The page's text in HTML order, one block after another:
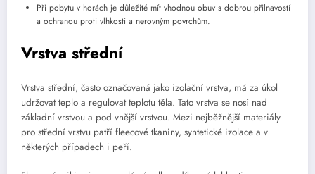
Při pobytu v horách je důležité mít vhodnou obuv s dobrou přilnavostí
a ochranou proti vlhkosti a nerovným povrchům.
Vrstva střední
Vrstva střední, často označovaná jako izolační vrstva, má za úkol
udržovat teplo a regulovat teplotu těla. Tato vrstva se nosí nad
základní vrstvou a pod vnější vrstvou. Mezi nejběžnější materiály
pro střední vrstvu patří fleecové tkaniny, syntetické izolace a v
některých případech i peří.